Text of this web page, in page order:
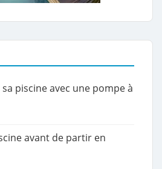
piscine avec une pompe à
avant de partir en